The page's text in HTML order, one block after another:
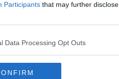
Participants that may further
Data Processing Opt Outs